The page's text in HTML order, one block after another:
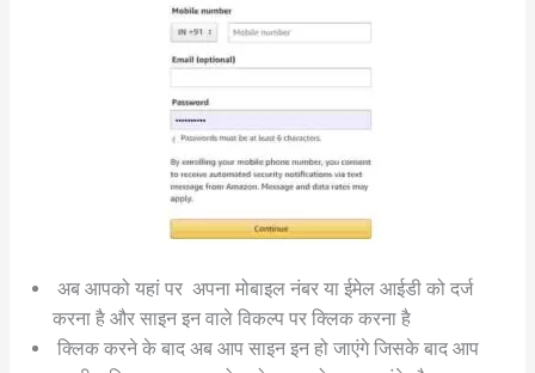
अब आपको यहां पर अपना मोबाइल नंबर या ईमेल आईडी को दर्ज
करना है और साइन इन वाले विकल्प पर क्लिक करना है
क्लिक करने के बाद अब आप साइन इन हो जाएंगे जिसके बाद आप